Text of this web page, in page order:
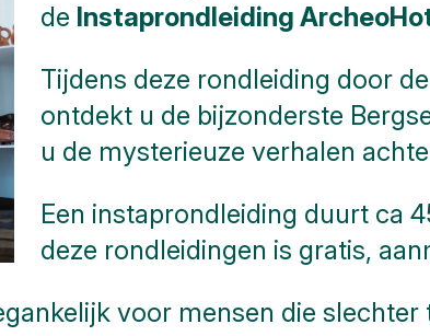
de Instaprondleiding
Tijdens deze rondleiding door
ontdekt u de bijzonderste
u de mysterieuze verhalen
Een instaprondleiding duurt ca
deze rondleidingen is gratis,
voor mensen die slechter